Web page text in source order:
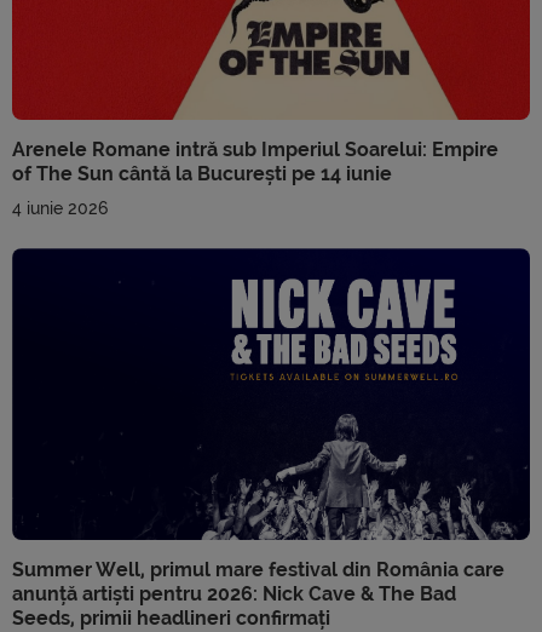
Arenele Romane intră sub Imperiul Soarelui: Empire
of The Sun cântă la București pe 14 iunie
4 iunie 2026
Summer Well, primul mare festival din România care
anunță artiști pentru 2026: Nick Cave & The Bad
Seeds, primii headlineri confirmați